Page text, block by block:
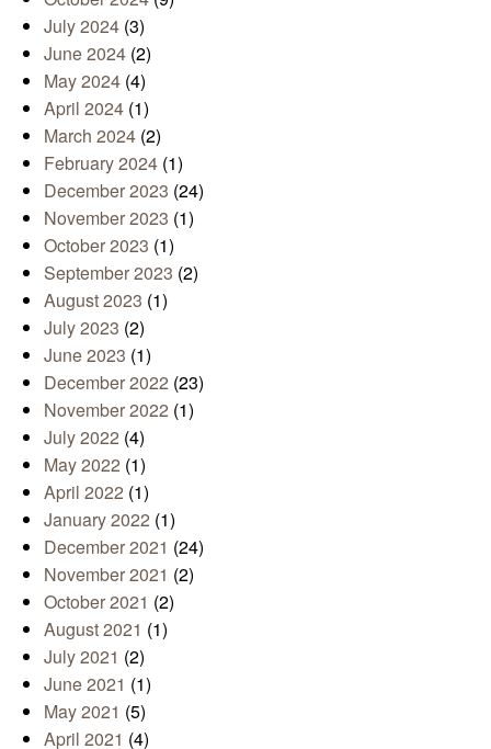
July 2024 (3)
June 2024 (2)
May 2024 (4)
April 2024 (1)
March 2024 (2)
February 2024 (1)
December 2023 (24)
November 2023 (1)
October 2023 (1)
September 2023 (2)
August 2023 (1)
July 2023 (2)
June 2023 (1)
December 2022 (23)
November 2022 (1)
July 2022 (4)
May 2022 (1)
April 2022 (1)
January 2022 (1)
December 2021 (24)
November 2021 (2)
October 2021 (2)
August 2021 (1)
July 2021 (2)
June 2021 (1)
May 2021 (5)
April 2021 (4)